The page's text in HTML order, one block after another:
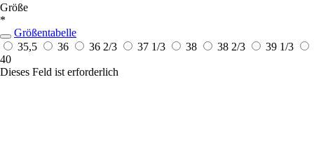
Größe
*
Größentabelle
35,5
36 36 2/3 37 1/3 38 38 2/3
39 1/3
40
Dieses Feld ist erforderlich